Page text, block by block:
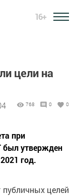
16+
цели на
768 0 0
при
был утвержден
год.
целей